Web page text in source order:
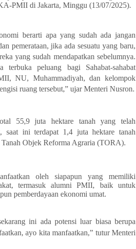
PMII di Jakarta, Minggu (13/07/2025).
berarti apa yang sudah ada jangan
pemerataan, jika ada sesuatu yang baru,
yang sudah mendapatkan sebelumnya.
terbuka peluang bagi Sahabat-sahabat
NU, Muhammadiyah, dan kelompok
ruang tersebut,” ujar Menteri Nusron.
55,9 juta hektare tanah yang telah
saat ini terdapat 1,4 juta hektare tanah
Tanah Objek Reforma Agraria (TORA).
oleh siapapun yang memiliki
termasuk alumni PMII, baik untuk
pemberdayaan ekonomi umat.
ini ada potensi luar biasa berupa
ayo kita manfaatkan,” tutur Menteri